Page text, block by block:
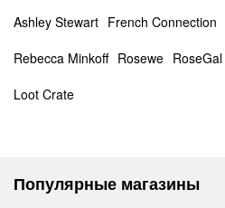
Ashley Stewart French Connection
Rebecca Minkoff Rosewe RoseGal
Loot Crate
Популярные магазины